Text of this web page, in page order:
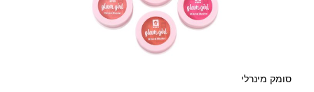
סומק מינרלי